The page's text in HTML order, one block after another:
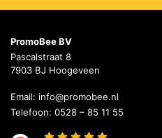
PromoBee BV
Pascalstraat 8
7903 BJ Hoogeveen
Email: info@promobee.nl
Telefoon: 0528 – 85 11 55